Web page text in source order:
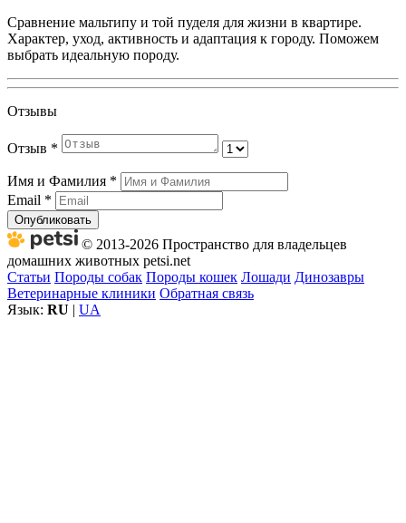
Сравнение мальтипу и той пуделя для жизни в квартире.
Характер, уход, активность и адаптация к городу. Поможем
выбрать идеальную породу.
Отзывы
Отзыв *
Имя и Фамилия *
Email *
Опубликовать
© 2013-2026 Пространство для владельцев
домашних животных petsi.net
Статьи Породы собак Породы кошек Лошади Динозавры
Ветеринарные клиники Обратная связь
Язык: RU | UA